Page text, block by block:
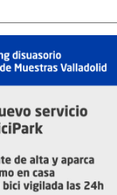
aplicación
externa.